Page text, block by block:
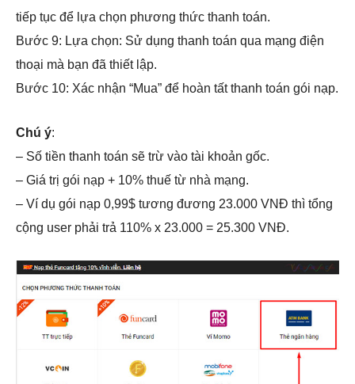
tiếp tục để lựa chọn phương thức thanh toán.
Bước 9: Lựa chọn: Sử dụng thanh toán qua mạng điện
thoại mà bạn đã thiết lập.
Bước 10: Xác nhận “Mua” để hoàn tất thanh toán gói nạp.
Chú ý:
– Số tiền thanh toán sẽ trừ vào tài khoản gốc.
– Giá trị gói nạp + 10% thuế từ nhà mạng.
– Ví dụ gói nạp 0,99$ tương đương 23.000 VNĐ thì tổng
cộng user phải trả 110% x 23.000 = 25.300 VNĐ.